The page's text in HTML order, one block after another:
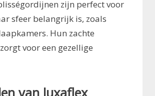
zijn perfect voor
sfeer belangrijk is, zoals
Hun zachte
voor een gezellige
van luxaflex